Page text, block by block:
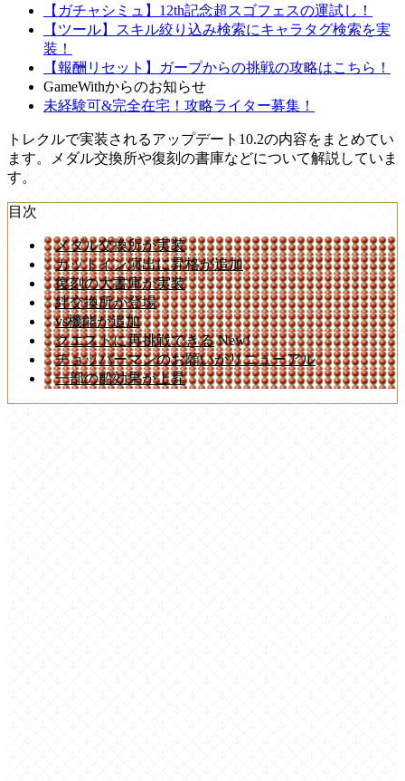
【ガチャシミュ】12th記念超スゴフェスの運試し！
【ツール】スキル絞り込み検索にキャラタグ検索を実
装！
【報酬リセット】ガープからの挑戦の攻略はこちら！
GameWithからのお知らせ
未経験可&完全在宅！攻略ライター募集！
トレクルで実装されるアップデート10.2の内容をまとめてい
ます。メダル交換所や復刻の書庫などについて解説していま
す。
目次
メダル交換所が実装
カットイン演出に昇格が追加
復刻の大書庫が実装
絆交換所が登場
vs機能が追加
クエストに再挑戦できるNew!
チョッパーマンのお願いがリニューアル
一部の船効果が上昇